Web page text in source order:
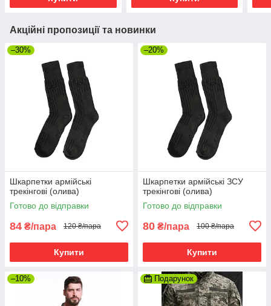
Акційні пропозиції та новинки
–30%
Шкарпетки армійські
трекінгові (олива)
Готово до відправки
84 ₴/пара 120 ₴/пара
Купити
–20%
Шкарпетки армійські ЗСУ
трекінгові (олива)
Готово до відправки
80 ₴/пара 100 ₴/пара
Купити
–10% Подарунок